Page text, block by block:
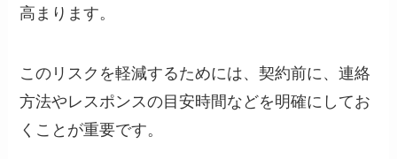
高まります。
このリスクを軽減するためには、契約前に、連絡
方法やレスポンスの目安時間などを明確にしてお
くことが重要です。